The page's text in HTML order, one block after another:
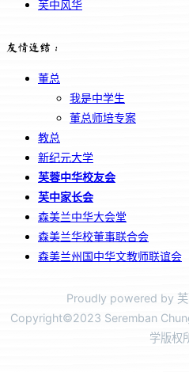
芙中风华
友情连结：
董总
我是中学生
董总师培专案
教总
新纪元大学
芙蓉中华校友会
芙中家长会
森美兰中华大会堂
森美兰华校董事联合会
森美兰州国中华文教师联谊会
Proudly powered by 芙
Copyright©2023 Seremban
学版权